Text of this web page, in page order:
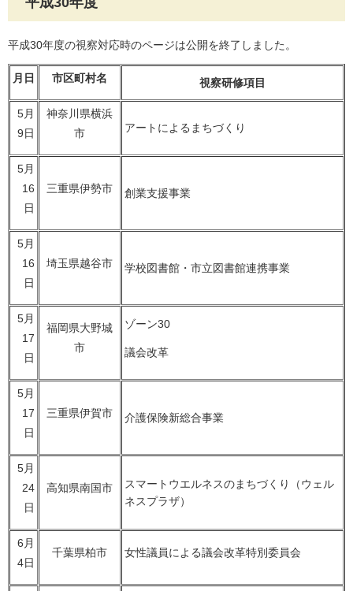
平成30年度の視察対応時のページは公開を終了しました。
月日 市区町村名 視察研修項目
5月
9日
神奈川県横浜
市
アートによるまちづくり
5月
16
日
三重県伊勢市 創業支援事業
5月
16
日
埼玉県越谷市 学校図書館・市立図書館連携事業
5月
17
日
福岡県大野城
市
ゾーン30
議会改革
5月
17
日
三重県伊賀市 介護保険新総合事業
5月
24
日
高知県南国市
スマートウエルネスのまちづくり（ウェル
ネスプラザ）
6月
4日
千葉県柏市 女性議員による議会改革特別委員会